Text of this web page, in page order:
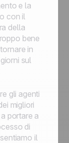
e la
con il
della
bene
in
sul
gli agenti
migliori
portare a
di
il